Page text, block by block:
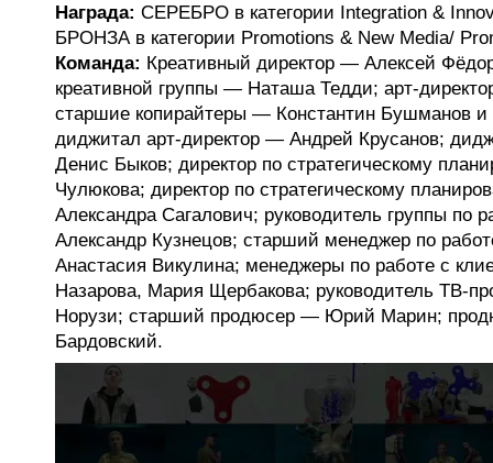
Награда: СЕРЕБРО в категории Integration &
БРОНЗА в категории Promotions & New Media/
Команда: Креативный директор — Алексей
креативной группы — Наташа Тедди; арт-
старшие копирайтеры — Константин Бушманов
диджитал арт-директор — Андрей Крусанов;
Денис Быков; директор по стратегическому
Чулюкова; директор по стратегическому
Александра Сагалович; руководитель группы по
Александр Кузнецов; старший менеджер по
Анастасия Викулина; менеджеры по работе с
Назарова, Мария Щербакова; руководитель ТВ-
Норузи; старший продюсер — Юрий Марин;
Бардовский.